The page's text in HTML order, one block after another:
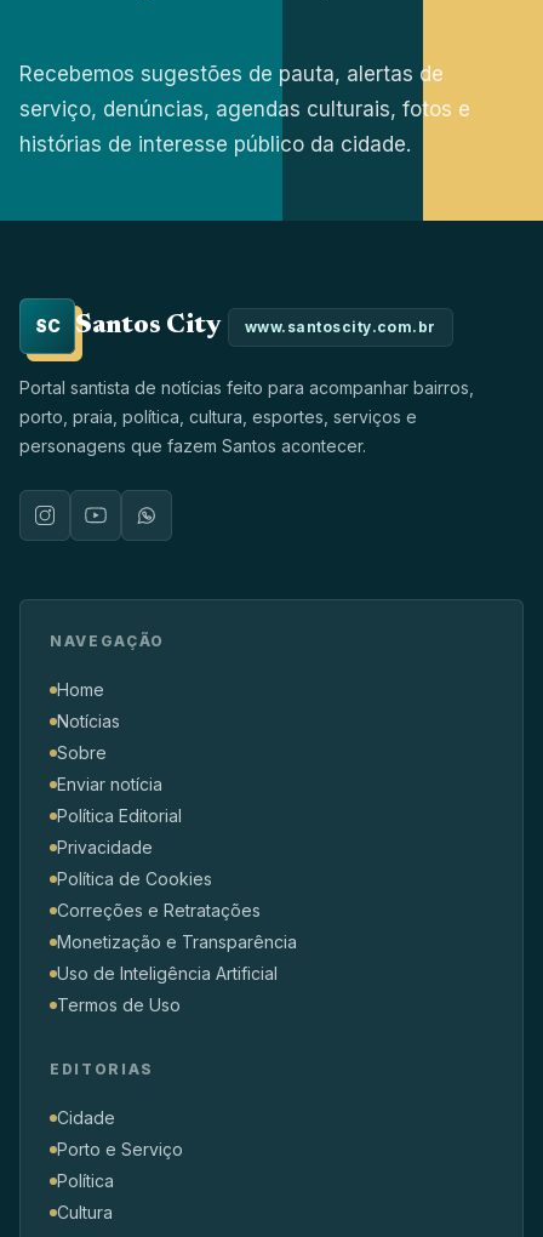
Recebemos sugestões de pauta, alertas de
serviço, denúncias, agendas culturais, fotos e
histórias de interesse público da cidade.
SC Santos City www.santoscity.com.br
Portal santista de notícias feito para acompanhar bairros,
porto, praia, política, cultura, esportes, serviços e
personagens que fazem Santos acontecer.
NAVEGAÇÃO
Home
Notícias
Sobre
Enviar notícia
Política Editorial
Privacidade
Política de Cookies
Correções e Retratações
Monetização e Transparência
Uso de Inteligência Artificial
Termos de Uso
EDITORIAS
Cidade
Porto e Serviço
Política
Cultura